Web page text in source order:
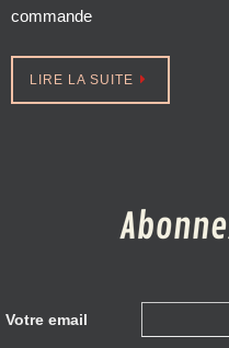
commande
LIRE LA SUITE
Votre email